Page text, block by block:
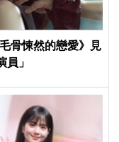
骨悚然的戀愛》見
」